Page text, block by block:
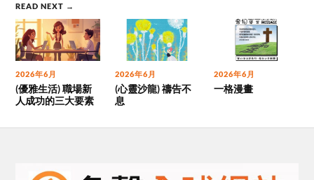
READ NEXT →
2026年6月
(優雅生活) 職場新
人成功的三大要素
2026年6月
(心靈沙龍) 禱告不
息
2026年6月
一格漫畫